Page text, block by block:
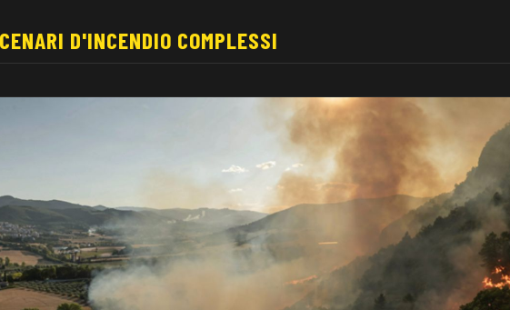
D'INCENDIO COMPLESSI